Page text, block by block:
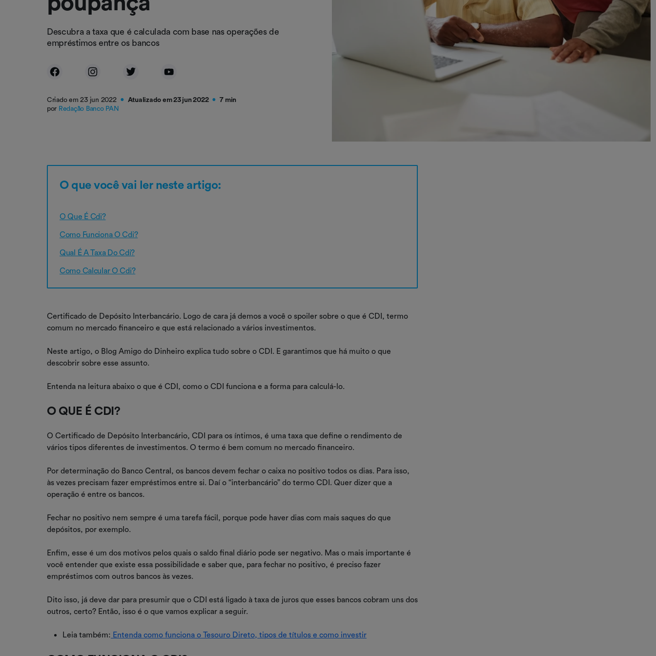
Descubra a taxa que é calculada com base nas operações de
empréstimos entre os bancos
Criado em 23 jun 2022 ● Atualizado em 23 jun 2022 ●
7 min
por Redação Banco PAN
O que você vai ler neste artigo:
O Que É Cdi?
Como Funciona O Cdi?
Qual É A Taxa Do Cdi?
Como Calcular O Cdi?
Certificado de Depósito Interbancário. Logo de cara já demos a você o spoiler sobre o que é CDI, termo
comum no mercado financeiro e que está relacionado a vários investimentos.
Neste artigo, o Blog Amigo do Dinheiro explica tudo sobre o CDI. E garantimos que há muito o que
descobrir sobre esse assunto.
Entenda na leitura abaixo o que é CDI, como o CDI funciona e a forma para calculá-lo.
O QUE É CDI?
O Certificado de Depósito Interbancário, CDI para os íntimos, é uma taxa que define o rendimento de
vários tipos diferentes de investimentos. O termo é bem comum no mercado financeiro.
Por determinação do Banco Central, os bancos devem fechar o caixa no positivo todos os dias. Para isso,
às vezes precisam fazer empréstimos entre si. Daí o “interbancário” do termo CDI. Quer dizer que a
operação é entre os bancos.
Fechar no positivo nem sempre é uma tarefa fácil, porque pode haver dias com mais saques do que
depósitos, por exemplo.
Enfim, esse é um dos motivos pelos quais o saldo final diário pode ser negativo. Mas o mais importante é
você entender que existe essa possibilidade e saber que, para fechar no positivo, é preciso fazer
empréstimos com outros bancos às vezes.
Dito isso, já deve dar para presumir que o CDI está ligado à taxa de juros que esses bancos cobram uns dos
outros, certo? Então, isso é o que vamos explicar a seguir.
Leia também: Entenda como funciona o Tesouro Direto, tipos de títulos e como investir